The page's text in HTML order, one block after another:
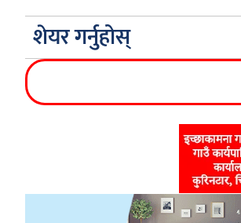
शेयर गर्नुहोस्